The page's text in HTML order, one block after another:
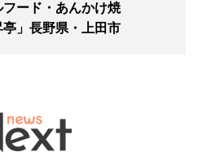
ード・あんかけ焼
」長野県・上田市